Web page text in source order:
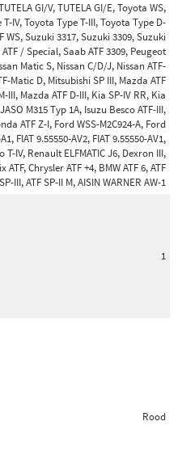
GI/V, TUTELA GI/E, Toyota WS,
IV, Toyota Type T-III, Toyota Type D-
WS, Suzuki 3317, Suzuki 3309, Suzuki
/ Special, Saab ATF 3309, Peugeot
Matic S, Nissan C/D/J, Nissan ATF-
Matic D, Mitsubishi SP III, Mazda ATF
III, Mazda ATF D-III, Kia SP-IV RR, Kia
M315 Typ 1A, Isuzu Besco ATF-III,
ATF Z-I, Ford WSS-M2C924-A, Ford
FIAT 9.55550-AV2, FIAT 9.55550-AV1,
T-IV, Renault ELFMATIC J6, Dexron III,
Chrysler ATF +4, BMW ATF 6, ATF
III, ATF SP-II M, AISIN WARNER AW-1
1
Rood